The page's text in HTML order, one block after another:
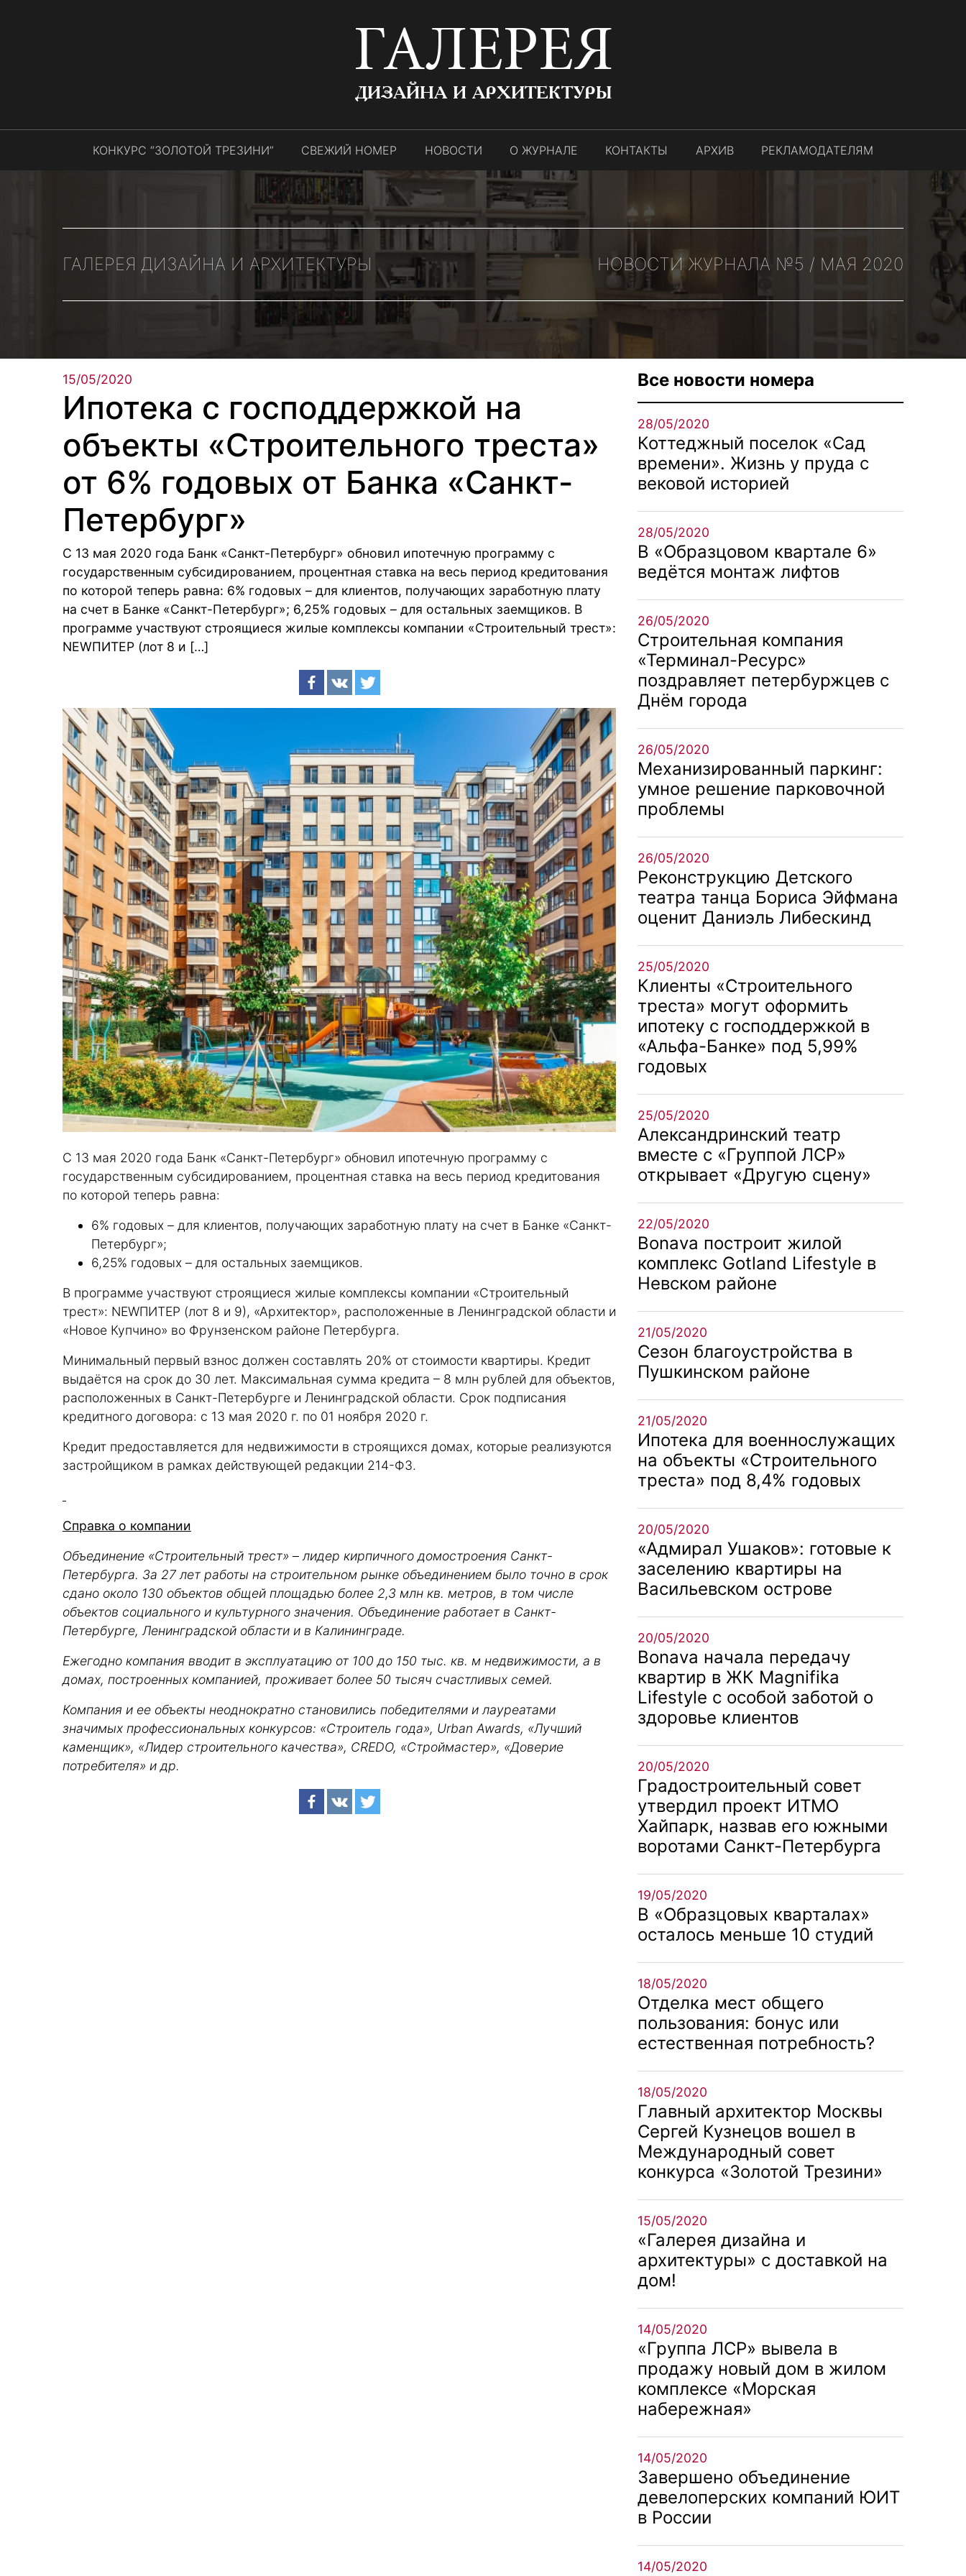
ГАЛЕРЕЯ
ДИЗАЙНА И АРХИТЕКТУРЫ
КОНКУРС “ЗОЛОТОЙ ТРЕЗИНИ” СВЕЖИЙ НОМЕР НОВОСТИ О ЖУРНАЛЕ КОНТАКТЫ АРХИВ РЕКЛАМОДАТЕЛЯМ
ГАЛЕРЕЯ ДИЗАЙНА И АРХИТЕКТУРЫ НОВОСТИ ЖУРНАЛА №5 / МАЯ 2020
15/05/2020
Ипотека с господдержкой на
объекты «Строительного треста»
от 6% годовых от Банка «Санкт-
Петербург»
С 13 мая 2020 года Банк «Санкт-Петербург» обновил ипотечную программу с
государственным субсидированием, процентная ставка на весь период кредитования
по которой теперь равна: 6% годовых – для клиентов, получающих заработную плату
на счет в Банке «Санкт-Петербург»; 6,25% годовых – для остальных заемщиков. В
программе участвуют строящиеся жилые комплексы компании «Строительный трест»:
NEWПИТЕР (лот 8 и […]
С 13 мая 2020 года Банк «Санкт-Петербург» обновил ипотечную программу с
государственным субсидированием, процентная ставка на весь период кредитования
по которой теперь равна:
6% годовых – для клиентов, получающих заработную плату на счет в Банке «Санкт-
Петербург»;
6,25% годовых – для остальных заемщиков.
В программе участвуют строящиеся жилые комплексы компании «Строительный
трест»: NEWПИТЕР (лот 8 и 9), «Архитектор», расположенные в Ленинградской области и
«Новое Купчино» во Фрунзенском районе Петербурга.
Минимальный первый взнос должен составлять 20% от стоимости квартиры. Кредит
выдаётся на срок до 30 лет. Максимальная сумма кредита – 8 млн рублей для объектов,
расположенных в Санкт-Петербурге и Ленинградской области. Срок подписания
кредитного договора: с 13 мая 2020 г. по 01 ноября 2020 г.
Кредит предоставляется для недвижимости в строящихся домах, которые реализуются
застройщиком в рамках действующей редакции 214-ФЗ.
Справка о компании
Объединение «Строительный трест» – лидер кирпичного домостроения Санкт-
Петербурга. За 27 лет работы на строительном рынке объединением было точно в срок
сдано около 130 объектов общей площадью более 2,3 млн кв. метров, в том числе
объектов социального и культурного значения. Объединение работает в Санкт-
Петербурге, Ленинградской области и в Калининграде.
Ежегодно компания вводит в эксплуатацию от 100 до 150 тыс. кв. м недвижимости, а в
домах, построенных компанией, проживает более 50 тысяч счастливых семей.
Компания и ее объекты неоднократно становились победителями и лауреатами
значимых профессиональных конкурсов: «Строитель года», Urban Awards, «Лучший
каменщик», «Лидер строительного качества», CREDO, «Строймастер», «Доверие
потребителя» и др.
Все новости номера
28/05/2020
Коттеджный поселок «Сад
времени». Жизнь у пруда с
вековой историей
28/05/2020
В «Образцовом квартале 6»
ведётся монтаж лифтов
26/05/2020
Строительная компания
«Терминал-Ресурс»
поздравляет петербуржцев с
Днём города
26/05/2020
Механизированный паркинг:
умное решение парковочной
проблемы
26/05/2020
Реконструкцию Детского
театра танца Бориса Эйфмана
оценит Даниэль Либескинд
25/05/2020
Клиенты «Строительного
треста» могут оформить
ипотеку с господдержкой в
«Альфа-Банке» под 5,99%
годовых
25/05/2020
Александринский театр
вместе с «Группой ЛСР»
открывает «Другую сцену»
22/05/2020
Bonava построит жилой
комплекс Gotland Lifestyle в
Невском районе
21/05/2020
Сезон благоустройства в
Пушкинском районе
21/05/2020
Ипотека для военнослужащих
на объекты «Строительного
треста» под 8,4% годовых
20/05/2020
«Адмирал Ушаков»: готовые к
заселению квартиры на
Васильевском острове
20/05/2020
Bonava начала передачу
квартир в ЖК Magnifika
Lifestyle с особой заботой о
здоровье клиентов
20/05/2020
Градостроительный совет
утвердил проект ИТМО
Хайпарк, назвав его южными
воротами Санкт-Петербурга
19/05/2020
В «Образцовых кварталах»
осталось меньше 10 студий
18/05/2020
Отделка мест общего
пользования: бонус или
естественная потребность?
18/05/2020
Главный архитектор Москвы
Сергей Кузнецов вошел в
Международный совет
конкурса «Золотой Трезини»
15/05/2020
«Галерея дизайна и
архитектуры» с доставкой на
дом!
14/05/2020
«Группа ЛСР» вывела в
продажу новый дом в жилом
комплексе «Морская
набережная»
14/05/2020
Завершено объединение
девелоперских компаний ЮИТ
в России
14/05/2020